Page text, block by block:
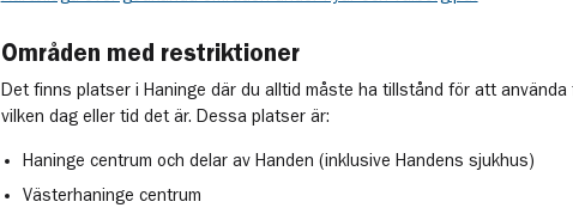
Områden med restriktioner
Det finns platser i Haninge där du alltid måste ha tillstånd för att använda
vilken dag eller tid det är. Dessa platser är:
Haninge centrum och delar av Handen (inklusive Handens sjukhus)
Västerhaninge centrum